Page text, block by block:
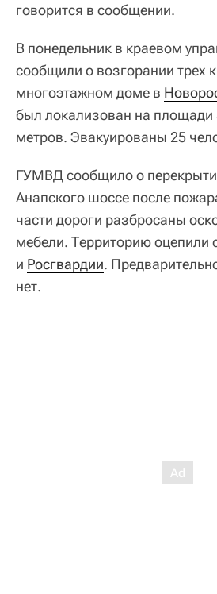
говорится в сообщении.
В понедельник в краевом
сообщили о возгорании трех
многоэтажном доме в
был локализован на площади
метров. Эвакуированы 25
ГУМВД сообщило о
Анапского шоссе после
части дороги разбросаны
мебели. Территорию
и Росгвардии.
нет.